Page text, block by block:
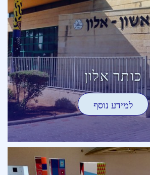
כותר אלון
למידע נוסף